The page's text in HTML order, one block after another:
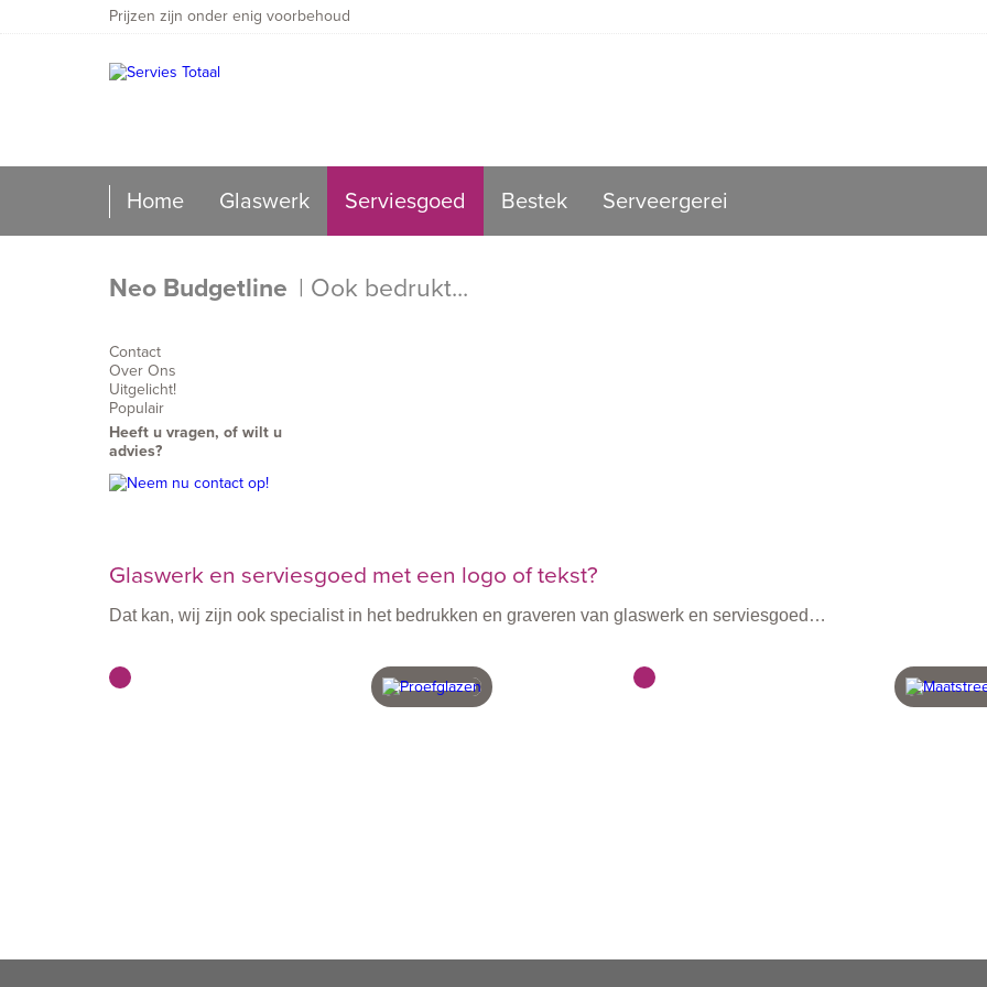
Prijzen zijn onder enig voorbehoud
Home Glaswerk Serviesgoed Bestek Serveergerei
Neo Budgetline | Ook bedrukt...
Contact
Over Ons
Uitgelicht!
Populair
Heeft u vragen, of wilt u
advies?
Glaswerk en serviesgoed met een logo of tekst?
Dat kan, wij zijn ook specialist in het bedrukken en graveren van glaswerk en serviesgoed…